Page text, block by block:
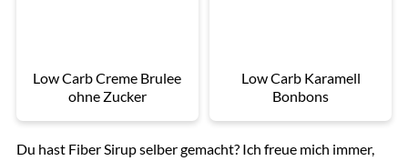
Low Carb Creme Brulee
ohne Zucker
Low Carb Karamell
Bonbons
Du hast Fiber Sirup selber gemacht? Ich freue mich immer,